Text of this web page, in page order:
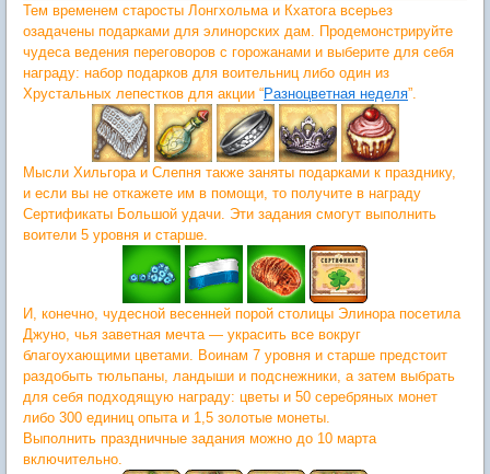
Тем временем старосты Лонгхольма и Кхатога всерьез
озадачены подарками для элинорских дам. Продемонстрируйте
чудеса ведения переговоров с горожанами и выберите для себя
награду: набор подарков для воительниц либо один из
Хрустальных лепестков для акции “Разноцветная неделя”.
Мысли Хильгора и Слепня также заняты подарками к празднику,
и если вы не откажете им в помощи, то получите в награду
Сертификаты Большой удачи. Эти задания смогут выполнить
воители 5 уровня и старше.
И, конечно, чудесной весенней порой столицы Элинора посетила
Джуно, чья заветная мечта — украсить все вокруг
благоухающими цветами. Воинам 7 уровня и старше предстоит
раздобыть тюльпаны, ландыши и подснежники, а затем выбрать
для себя подходящую награду: цветы и 50 серебряных монет
либо 300 единиц опыта и 1,5 золотые монеты.
Выполнить праздничные задания можно до 10 марта
включительно.